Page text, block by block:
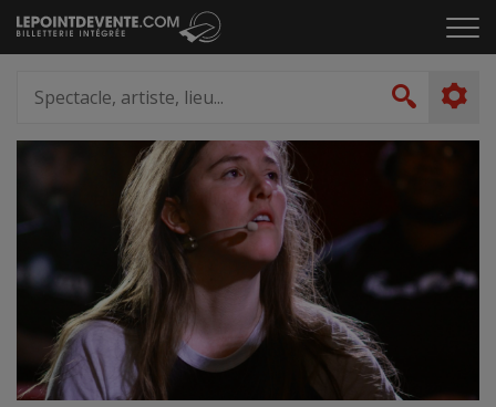
Passer
au
le
artiste,
lieu...